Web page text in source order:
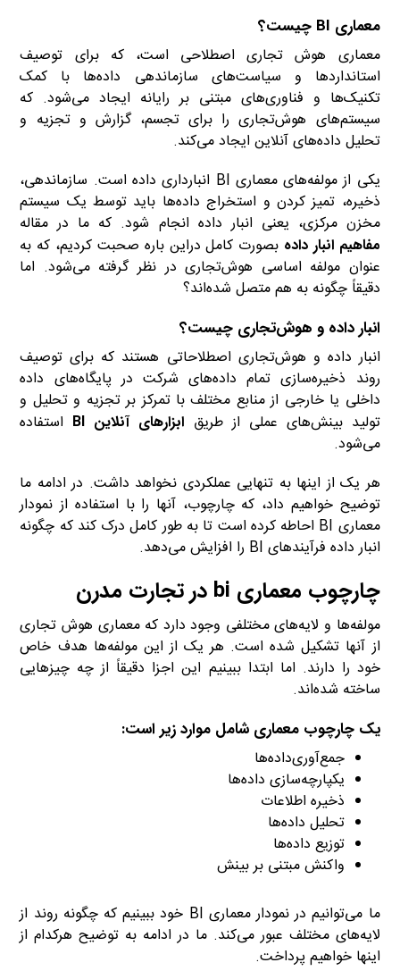
معماری BI چیست؟
معماری هوش تجاری اصطلاحی است، که برای توصیف
استانداردها و سیاست‌های سازماندهی داده‌ها با کمک
تکنیک‌ها و فناوری‌های مبتنی بر رایانه ایجاد می‌شود. که
سیستم‌های هوش‌تجاری را برای تجسم، گزارش و تجزیه و
تحلیل داده‌های آنلاین ایجاد می‌کند.
یکی از مولفه‌های معماری BI انبارداری داده است. سازماندهی،
ذخیره، تمیز کردن و استخراج داده‌ها باید توسط یک سیستم
مخزن مرکزی، یعنی انبار داده انجام شود. که ما در مقاله
مفاهیم انبار داده بصورت کامل دراین باره صحبت کردیم، که به
عنوان مولفه اساسی هوش‌تجاری در نظر گرفته می‌شود. اما
دقیقاً چگونه به هم متصل شده‌اند؟
انبار داده و هوش‌تجاری چیست؟
انبار داده و هوش‌تجاری اصطلاحاتی هستند که برای توصیف
روند ذخیره‌سازی تمام داده‌های شرکت در پایگاه‌های داده
داخلی یا خارجی از منابع مختلف با تمرکز بر تجزیه و تحلیل و
تولید بینش‌های عملی از طریق ابزارهای آنلاین BI
استفاده
می‌شود.
هر یک از اینها به تنهایی عملکردی نخواهد داشت. در ادامه ما
توضیح خواهیم داد، که چارچوب، آنها را با استفاده از نمودار
معماری BI احاطه کرده است تا به طور کامل درک کند که چگونه
انبار داده فرآیندهای BI را افزایش می‌دهد.
چارچوب معماری bi در تجارت مدرن
مولفه‌ها و لایه‌های مختلفی وجود دارد که معماری هوش تجاری
از آنها تشکیل شده است. هر یک از این مولفه‌ها هدف خاص
خود را دارند. اما ابتدا ببینیم این اجزا دقیقاً از چه چیزهایی
ساخته شده‌اند.
یک چارچوب معماری شامل موارد زیر است:
جمع‌آوری‌داده‌ها
یکپارچه‌سازی داده‌ها
ذخیره اطلاعات
تحلیل داده‌ها
توزیع داده‌ها
واکنش مبتنی بر بینش
ما می‌توانیم در نمودار معماری BI خود ببینیم که چگونه روند از
لایه‌های مختلف عبور می‌کند. ما در ادامه به توضیح هرکدام از
اینها خواهیم پرداخت.